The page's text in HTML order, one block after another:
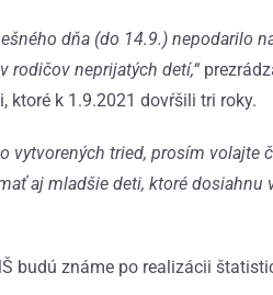
dňa (do 14.9.) nepodarilo
rodičov neprijatých detí,“
ktoré k 1.9.2021 dovŕšili tri roky.
vytvorených tried, prosím volajte
aj mladšie deti, ktoré dosiahnu
budú známe po realizácii